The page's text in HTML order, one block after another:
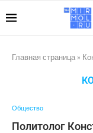
Главная страница »
Общество
Политолог